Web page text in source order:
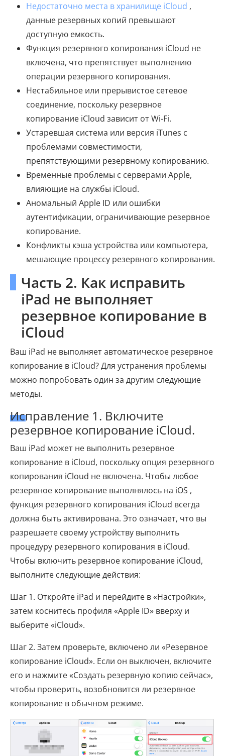
Недостаточно места в хранилище iCloud ,
данные резервных копий превышают
доступную емкость.
Функция резервного копирования iCloud не
включена, что препятствует выполнению
операции резервного копирования.
Нестабильное или прерывистое сетевое
соединение, поскольку резервное
копирование iCloud зависит от Wi-Fi.
Устаревшая система или версия iTunes с
проблемами совместимости,
препятствующими резервному копированию.
Временные проблемы с серверами Apple,
влияющие на службы iCloud.
Аномальный Apple ID или ошибки
аутентификации, ограничивающие резервное
копирование.
Конфликты кэша устройства или компьютера,
мешающие процессу резервного копирования.
Часть 2. Как исправить
iPad не выполняет
резервное копирование в
iCloud
Ваш iPad не выполняет автоматическое резервное
копирование в iCloud? Для устранения проблемы
можно попробовать один за другим следующие
методы.
Исправление 1. Включите
резервное копирование iCloud.
Ваш iPad может не выполнить резервное
копирование в iCloud, поскольку опция резервного
копирования iCloud не включена. Чтобы любое
резервное копирование выполнялось на iOS ,
функция резервного копирования iCloud всегда
должна быть активирована. Это означает, что вы
разрешаете своему устройству выполнить
процедуру резервного копирования в iCloud.
Чтобы включить резервное копирование iCloud,
выполните следующие действия:
Шаг 1. Откройте iPad и перейдите в «Настройки»,
затем коснитесь профиля «Apple ID» вверху и
выберите «iCloud».
Шаг 2. Затем проверьте, включено ли «Резервное
копирование iCloud». Если он выключен, включите
его и нажмите «Создать резервную копию сейчас»,
чтобы проверить, возобновится ли резервное
копирование в обычном режиме.